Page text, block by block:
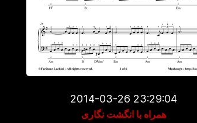
2014-03-26 23:29:04
همراه با انگشت نگاری